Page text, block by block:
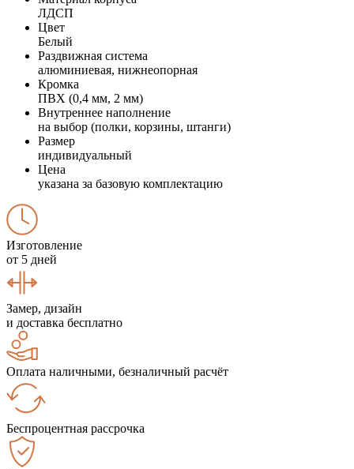
ЛДСП
Цвет
Белый
Раздвижная система
алюминиевая, нижнеопорная
Кромка
ПВХ (0,4 мм, 2 мм)
Внутреннее наполнение
на выбор (полки, корзины, штанги)
Размер
индивидуальный
Цена
указана за базовую комплектацию
Изготовление
от 5 дней
Замер, дизайн
и доставка бесплатно
Оплата наличными, безналичный расчёт
Беспроцентная рассрочка